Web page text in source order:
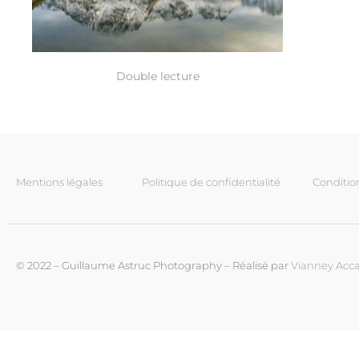
Double lecture
Mentions légales Politique de confidentialité
© 2022 – Guillaume Astruc Photography – Réalisé parVianney